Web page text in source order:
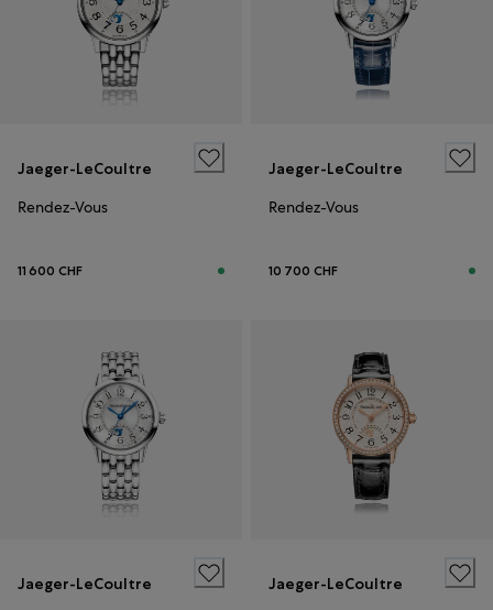
Jaeger-LeCoultre
Rendez-Vous
11 600 CHF
Jaeger-LeCoultre
Rendez-Vous
10 700 CHF
Jaeger-LeCoultre
Jaeger-LeCoultre